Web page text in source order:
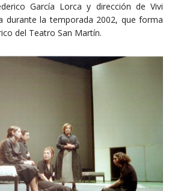
García Lorca y dirección de Vivi
durante la temporada 2002, que forma
del Teatro San Martín.